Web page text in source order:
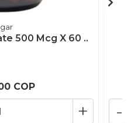
500 Mcg X 60 ..
COP
+ -